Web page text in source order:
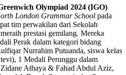
Olympiad 2024 (IGO)
London Grammar School pada
tim perwakilan dari Sekolah
prestasi gemilang. Mereka
Perak dalam kategori bidang
Nurrahim Putuanda, siswa kelas
1 Medali Perunggu dalam
Athaya & Fahad Abdul Aziz,